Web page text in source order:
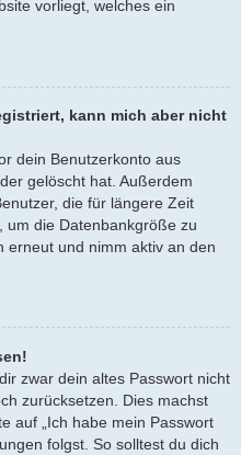
vorliegt, welches ein
kann mich aber nicht
dein Benutzerkonto aus
gelöscht hat. Außerdem
die für längere Zeit
um die Datenbankgröße zu
erneut und nimm aktiv an den
zwar dein altes Passwort nicht
zurücksetzen. Dies machst
auf „Ich habe mein Passwort
folgst. So solltest du dich